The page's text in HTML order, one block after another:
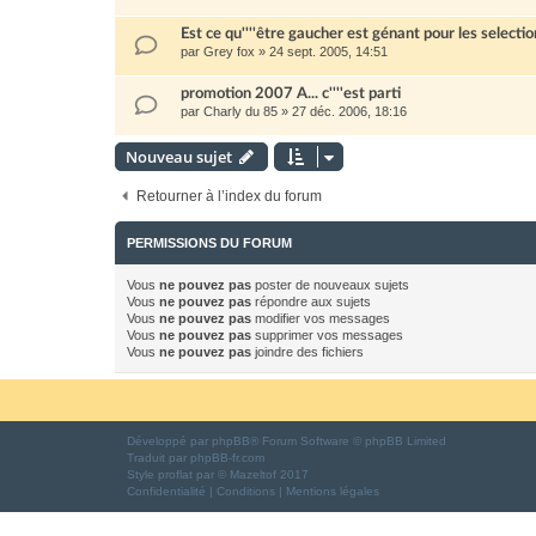
Est ce qu''''être gaucher est génant pour les
par Grey fox » 24 sept. 2005, 14:51
promotion 2007 A... c''''est parti
par Charly du 85 » 27 déc. 2006, 18:16
Nouveau sujet
Retourner à l’index du forum
PERMISSIONS DU FORUM
Vous ne pouvez pas poster de nouveaux sujets
Vous ne pouvez pas répondre aux sujets
Vous ne pouvez pas modifier vos messages
Vous ne pouvez pas supprimer vos messages
Vous ne pouvez pas joindre des fichiers
Développé par phpBB® Forum Software © phpBB Limited
Traduit par phpBB-fr.com
Style proflat par © Mazeltof 2017
Confidentialité | Conditions | Mentions légales